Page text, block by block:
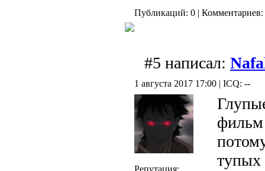
Публикаций: 0 | Комментариев:
#5 написал:
1 августа 2017 17:00 | ICQ: --
фильм
тупых